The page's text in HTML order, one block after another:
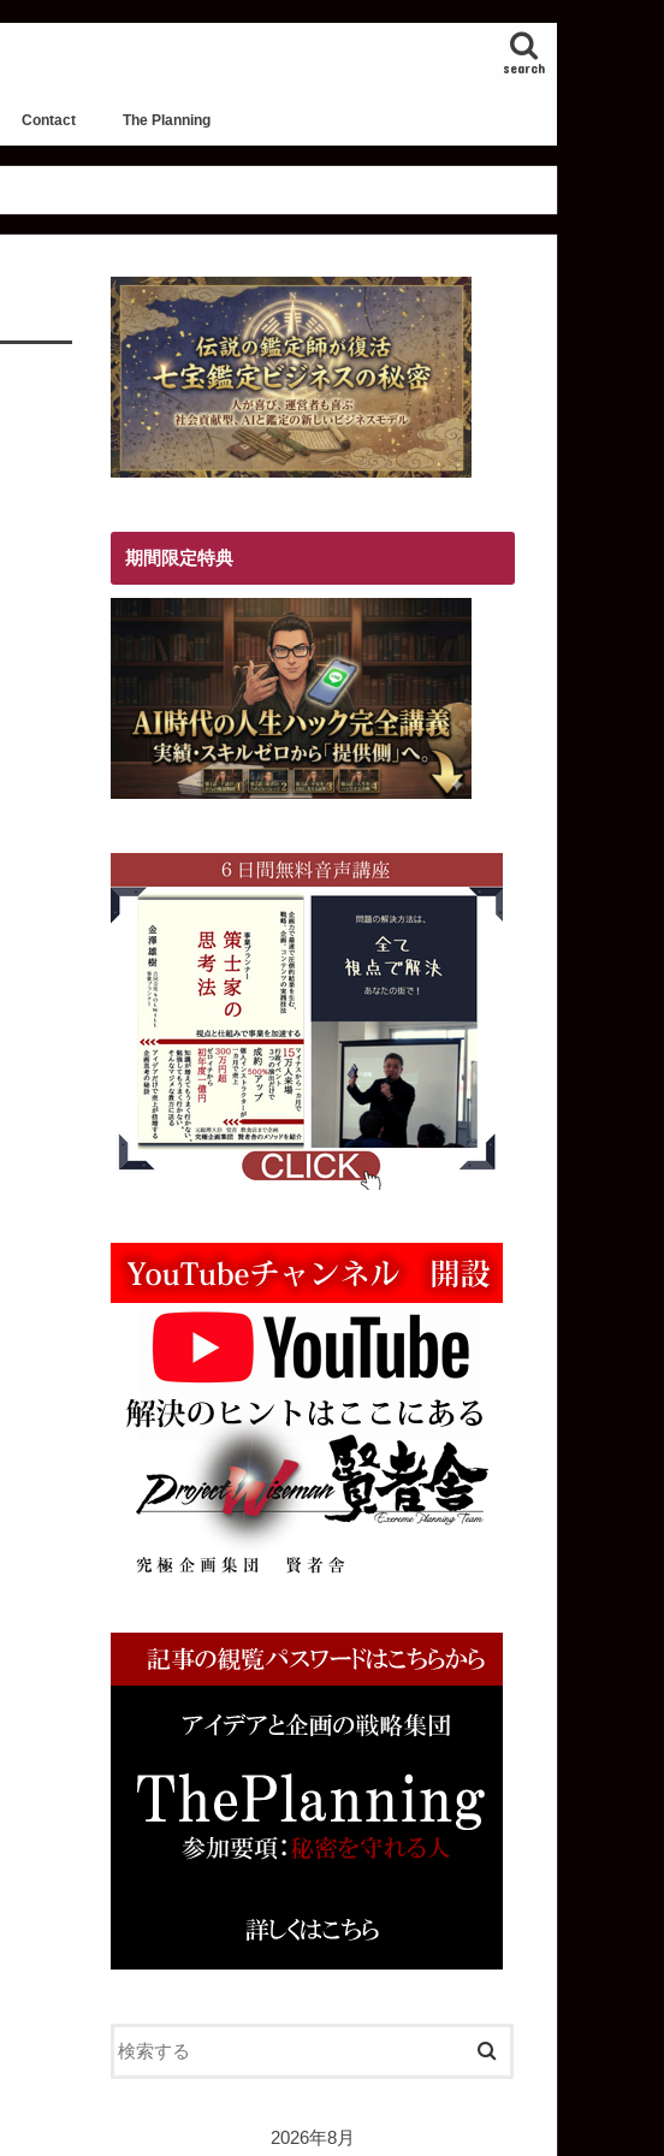
search
Contact The Planning
期間限定特典
2026年8月